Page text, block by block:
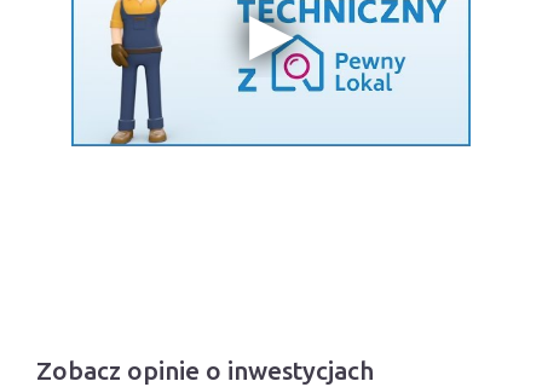
Zobacz opinie o inwestycjach